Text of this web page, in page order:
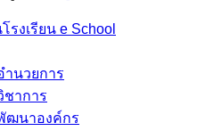
รงเรียน e School
นวยการ
ชาการ
ฒนาองค์กร